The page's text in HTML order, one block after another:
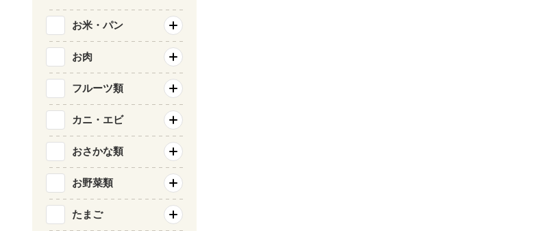
お米・パン
お肉
フルーツ類
カニ・エビ
おさかな類
お野菜類
たまご